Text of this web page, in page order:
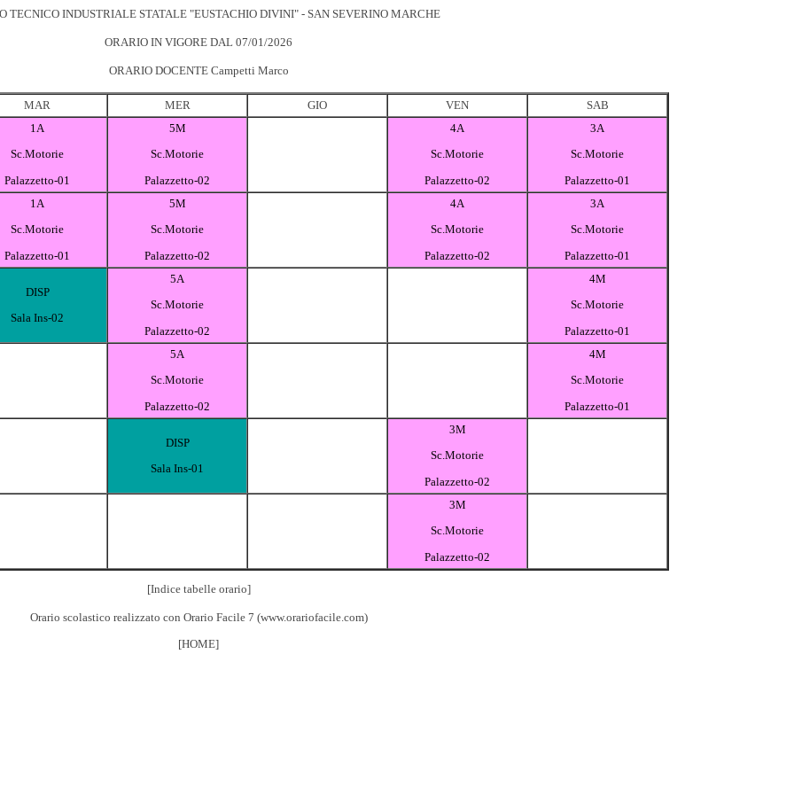
TECNICO INDUSTRIALE STATALE "EUSTACHIO DIVINI" - SAN SEVERINO MARCHE
ORARIO IN VIGORE DAL 07/01/2026
ORARIO DOCENTE Campetti Marco
MAR MER GIO VEN
SAB
1A
Sc.Motorie
Palazzetto-01
5M
Sc.Motorie
Palazzetto-02
4A
Sc.Motorie
Palazzetto-02
3A
Sc.Motorie
Palazzetto-01
1A
Sc.Motorie
Palazzetto-01
5M
Sc.Motorie
Palazzetto-02
4A
Sc.Motorie
Palazzetto-02
3A
Sc.Motorie
Palazzetto-01
DISP
Sala Ins-02
5A
Sc.Motorie
Palazzetto-02
4M
Sc.Motorie
Palazzetto-01
5A
Sc.Motorie
Palazzetto-02
4M
Sc.Motorie
Palazzetto-01
DISP
Sala Ins-01
3M
Sc.Motorie
Palazzetto-02
3M
Sc.Motorie
Palazzetto-02
[Indice tabelle orario]
Orario scolastico realizzato con Orario Facile 7 (www.orariofacile.com)
[HOME]